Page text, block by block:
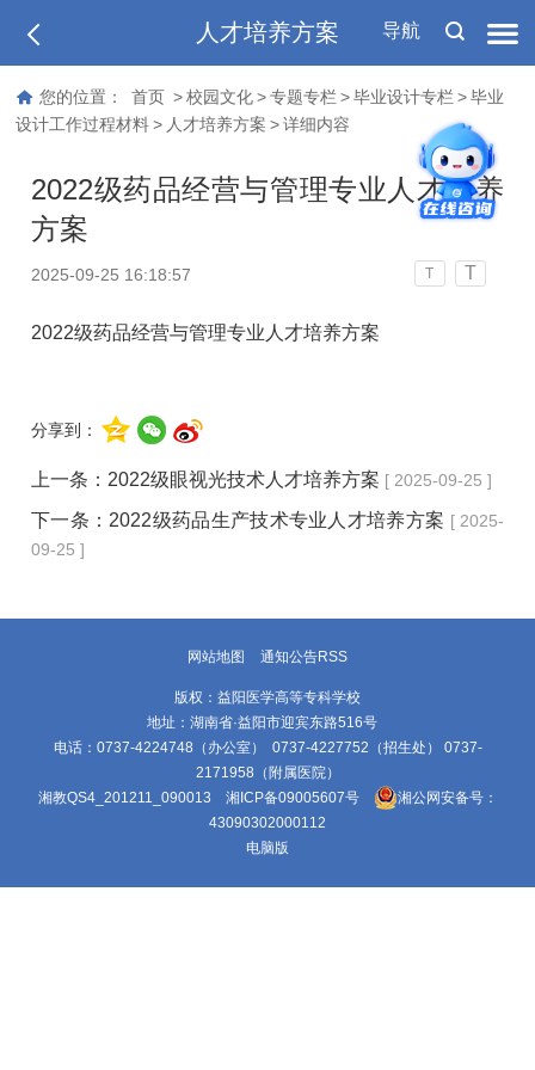
导航
人才培养方案
您的位置： 首页 > 校园文化 > 专题专栏 > 毕业设计专栏 > 毕业
设计工作过程材料 > 人才培养方案 > 详细内容
2022级药品经营与管理专业人才培养
方案
2025-09-25 16:18:57 T T
2022级药品经营与管理专业人才培养方案
分享到：
上一条： 2022级眼视光技术人才培养方案 [ 2025-09-25 ]
下一条： 2022级药品生产技术专业人才培养方案 [ 2025-
09-25 ]
网站地图 通知公告RSS
版权：益阳医学高等专科学校
地址：湖南省·益阳市迎宾东路516号
电话：0737-4224748（办公室） 0737-4227752（招生处） 0737-
2171958（附属医院）
湘教QS4_201211_090013 湘ICP备09005607号
湘公网安备号：
43090302000112
电脑版